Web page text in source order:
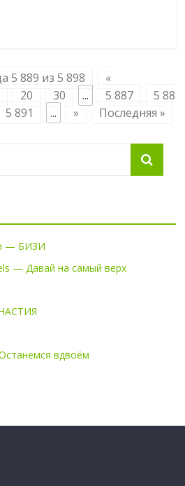
5 889 из 5 898
«
20 30 ... 5 887
5 88
5 891 ... » Последняя »
— БИЗИ
— Давай на самый верх
вдвоём